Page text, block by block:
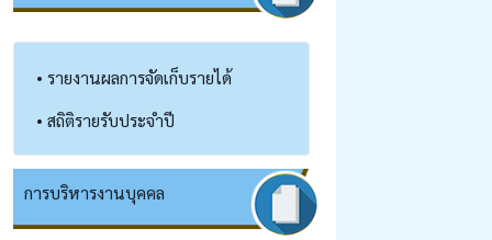
• รายงานผลการจัดเก็บรายได้
• สถิติรายรับประจำปี
การบริหารงานบุคคล